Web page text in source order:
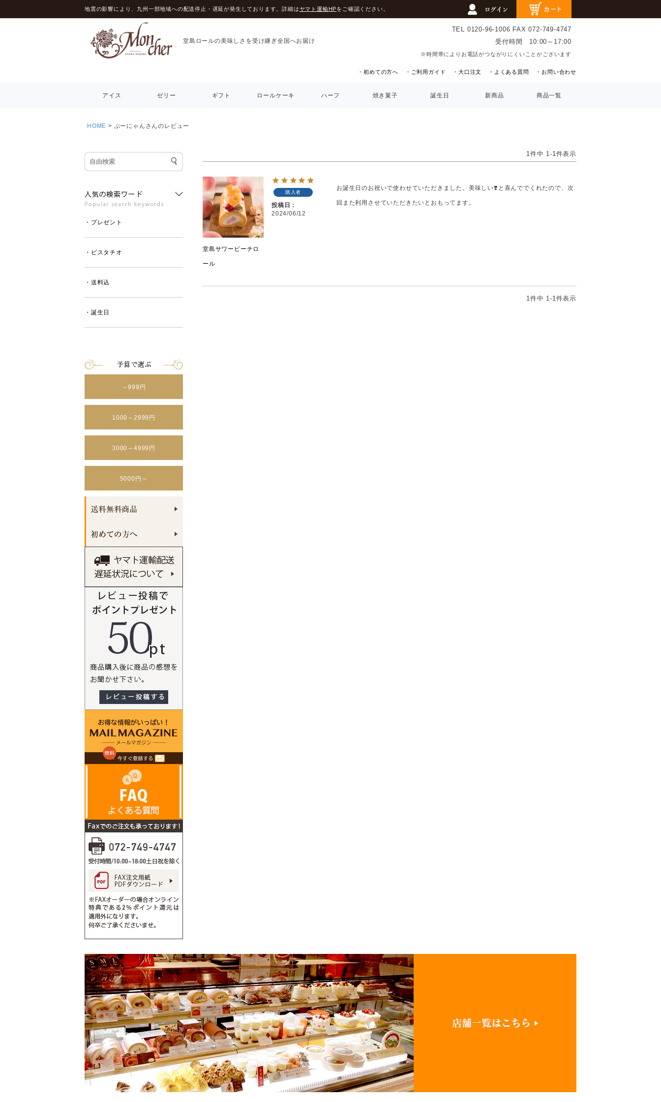
地震の影響により、九州一部地域への配送停止・遅延が発生しております。詳細はヤマト運輸HPをご確認ください。
堂島ロールの美味しさを受け継ぎ全国へお届け
TEL 0120-96-1006 FAX 072-749-4747
受付時間 10:00～17:00
※時間帯によりお電話がつながりにくいことがございます
・初めての方へ ・ご利用ガイド ・大口注文 ・よくある質問 ・お問い合わせ
アイス ゼリー ギフト ロールケーキ ハーフ 焼き菓子 誕生日 新商品 商品一覧
HOME ぷーにゃんさんのレビュー
・プレゼント
・ピスタチオ
・送料込
・誕生日
～999円
1000～2999円
3000～4999円
5000円～
1件中 1-1件表示
堂島サワーピーチロ
ール
購入者
投稿日
2024/06/12
お誕生日のお祝いで使わせていただきました。美味しい❣️と喜んででくれたので、次
1件中 1-1件表示